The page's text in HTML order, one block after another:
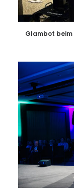
Glambot beim